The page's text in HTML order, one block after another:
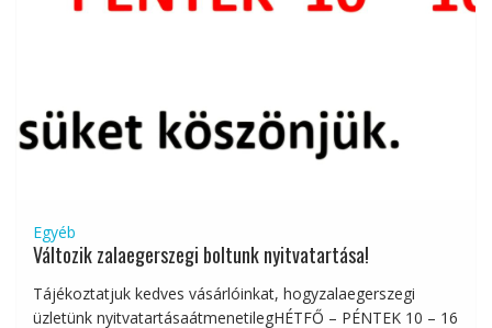
Egyéb
Változik zalaegerszegi boltunk nyitvatartása!
Tájékoztatjuk kedves vásárlóinkat, hogyzalaegerszegi
üzletünk nyitvatartásaátmenetilegHÉTFŐ – PÉNTEK 10 – 16